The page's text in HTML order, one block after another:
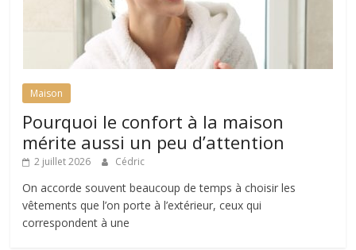
Maison
Pourquoi le confort à la maison
mérite aussi un peu d’attention
2 juillet 2026 Cédric
On accorde souvent beaucoup de temps à choisir les
vêtements que l’on porte à l’extérieur, ceux qui
correspondent à une